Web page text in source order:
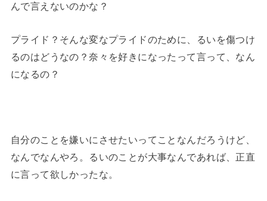
んで言えないのかな？
プライド？そんな変なプライドのために、るいを傷つけ
るのはどうなの？奈々を好きになったって言って、なん
になるの？
自分のことを嫌いにさせたいってことなんだろうけど、
なんでなんやろ。るいのことが大事なんであれば、正直
に言って欲しかったな。